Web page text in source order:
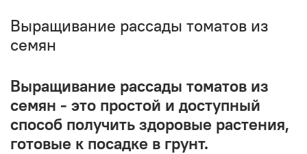
Выращивание рассады томатов из
семян
Выращивание рассады томатов из
семян - это простой и доступный
способ получить здоровые растения,
готовые к посадке в грунт.